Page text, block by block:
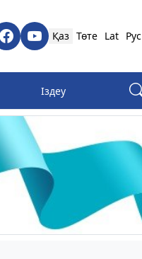
Қаз Төте Lat Рус